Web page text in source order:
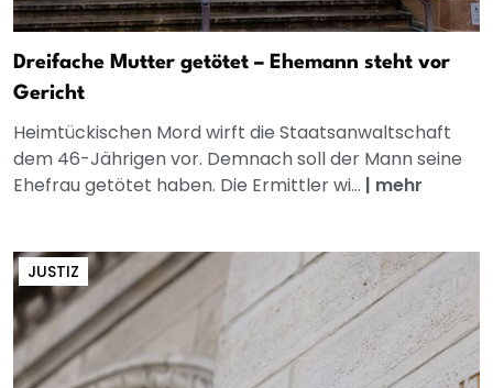
Dreifache Mutter getötet – Ehemann steht vor
Gericht
Heimtückischen Mord wirft die Staatsanwaltschaft
dem 46-Jährigen vor. Demnach soll der Mann seine
Ehefrau getötet haben. Die Ermittler wi... | mehr
JUSTIZ